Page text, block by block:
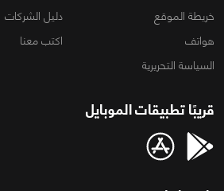
خريطة الموقع
دليل الشركات
هواتف
اكتب معنا
السياسة التحريرية
قريبًا تطبيقات الموبايل